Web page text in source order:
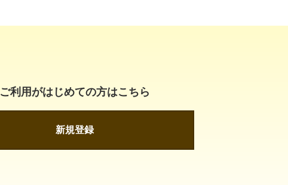
ご利用がはじめての方はこちら
新規登録